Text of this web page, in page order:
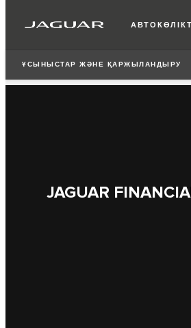
ҰСЫНЫСТАР ЖӘНЕ ҚАРЖЫЛАНДЫРУ
JAGUAR